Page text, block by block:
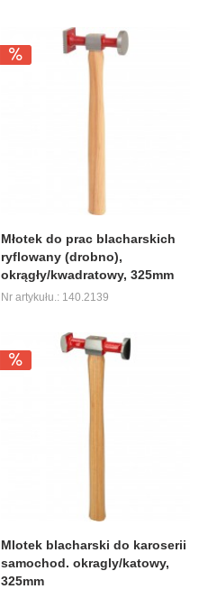
Młotek do prac blacharskich
ryflowany (drobno),
okrągły/kwadratowy, 325mm
Nr artykułu.: 140.2139
Mlotek blacharski do karoserii
samochod. okragly/katowy,
325mm